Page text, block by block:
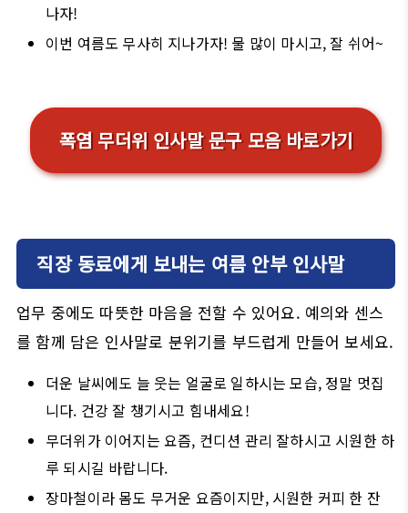
나자!
이번 여름도 무사히 지나가자! 물 많이 마시고, 잘 쉬어~
폭염 무더위 인사말 문구 모음 바로가기
직장 동료에게 보내는 여름 안부 인사말
업무 중에도 따뜻한 마음을 전할 수 있어요. 예의와 센스
를 함께 담은 인사말로 분위기를 부드럽게 만들어 보세요.
더운 날씨에도 늘 웃는 얼굴로 일하시는 모습, 정말 멋집
니다. 건강 잘 챙기시고 힘내세요!
무더위가 이어지는 요즘, 컨디션 관리 잘하시고 시원한 하
루 되시길 바랍니다.
장마철이라 몸도 무거운 요즘이지만, 시원한 커피 한 잔